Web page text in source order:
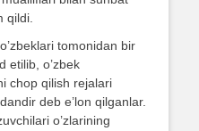
qildi.
tomonidan bir
etilib, o’zbek
chop qilish rejalari
deb e’lon qilganlar.
o’zlarining